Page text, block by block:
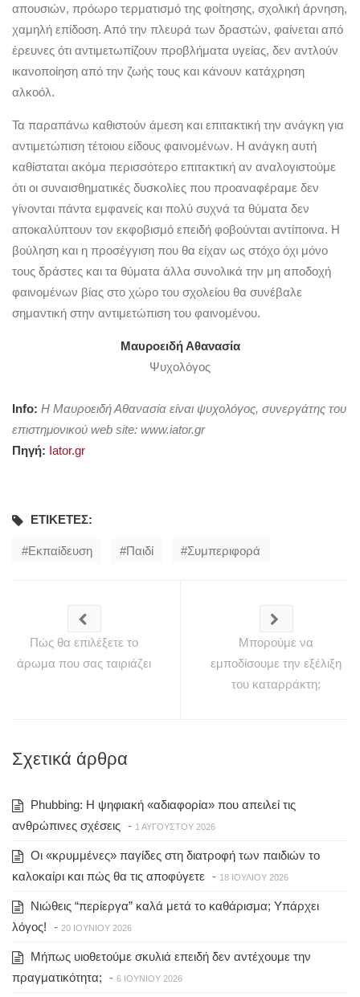
απουσιών, πρόωρο τερματισμό της φοίτησης, σχολική άρνηση,
χαμηλή επίδοση. Από την πλευρά των δραστών, φαίνεται από
έρευνες ότι αντιμετωπίζουν προβλήματα υγείας, δεν αντλούν
ικανοποίηση από την ζωής τους και κάνουν κατάχρηση
αλκοόλ.
Τα παραπάνω καθιστούν άμεση και επιτακτική την ανάγκη για
αντιμετώπιση τέτοιου είδους φαινομένων. Η ανάγκη αυτή
καθίσταται ακόμα περισσότερο επιτακτική αν αναλογιστούμε
ότι οι συναισθηματικές δυσκολίες που προαναφέραμε δεν
γίνονται πάντα εμφανείς και πολύ συχνά τα θύματα δεν
αποκαλύπτουν τον εκφοβισμό επειδή φοβούνται αντίποινα. Η
βούληση και η προσέγγιση που θα είχαν ως στόχο όχι μόνο
τους δράστες και τα θύματα άλλα συνολικά την μη αποδοχή
φαινομένων βίας στο χώρο του σχολείου θα συνέβαλε
σημαντική στην αντιμετώπιση του φαινομένου.
Μαυροειδή Αθανασία
Ψυχολόγος
Info: Η Μαυροειδή Αθανασία είναι ψυχολόγος, συνεργάτης του
επιστημονικού web site: www.iator.gr
Πηγή: Iator.gr
ΕΤΙΚΈΤΕΣ:
Εκπαίδευση Παιδί Συμπεριφορά
Πώς θα επιλέξετε το
άρωμα που σας ταιριάζει
Μπορούμε να
εμποδίσουμε την εξέλιξη
του καταρράκτη;
Σχετικά άρθρα
Phubbing: Η ψηφιακή «αδιαφορία» που απειλεί τις
ανθρώπινες σχέσεις - 1 ΑΥΓΟΎΣΤΟΥ 2026
Οι «κρυμμένες» παγίδες στη διατροφή των παιδιών το
καλοκαίρι και πώς θα τις αποφύγετε - 18 ΙΟΥΛΊΟΥ 2026
Νιώθεις “περίεργα” καλά μετά το καθάρισμα; Υπάρχει
λόγος! - 20 ΙΟΥΝΊΟΥ 2026
Μήπως υιοθετούμε σκυλιά επειδή δεν αντέχουμε την
πραγματικότητα; - 6 ΙΟΥΝΊΟΥ 2026